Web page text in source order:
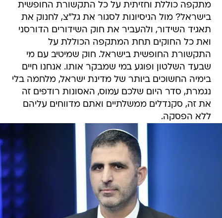
מתקפה כוללת וחזיתית על כל התקשורת החופשית
בישראל? מול הניסיונות לסגור את גל"צ, לחנוק את
תאגיד השידור, ולהעביר את חוק השידורים הדורסני
ואת כל החוקים תחת המתקפה הכוללת על
התקשורת החופשית בישראל. חוק שמיטיב עם מי
שבעד השלטון ופוגע במי שמבקר אותו. אנחנו חיים
בימיה החשוכים ביותר של מדינת ישראל, מלחמה בלי
נגמרת, סדר היום שלכם עמוס, האסונות רודפים זה
את זה, סקנדלים ממשלתיים ואתם מדווחים עליהם
ללא הפסקה.